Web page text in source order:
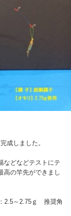
成しました。
などなどテストにテ
高の竿先ができまし
2.5～2.75ｇ 推奨角